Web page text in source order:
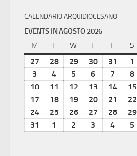
CALENDARIO ARQUIDIOCESANO
EVENTS IN AGOSTO 2026
M lunes
Tmartes
W miércoles
Tjueves
F viernes
S
27 julio
2026
28julio
2026
29julio
2026
30julio
2026
31 julio
2026
1
3 agosto
3,
2026
4 agosto
4,
2026
5 agosto
5,
2026
6 agosto
6,
2026
7 agosto
7,
2026
8
8,
10agosto
2026
11 agosto
11,
2026
12 agosto
12,
2026
13 agosto
13,
2026
14agosto
2026
15
17 agosto
17,
2026
18agosto
2026
19agosto
19,
2026
20agosto
2026
21 agosto
21,
2026
22
24agosto
25 agosto
26agosto
27 agosto
28agosto
29
31 agosto
1
septiembre
2 septiembre
3 septiembre
4 5